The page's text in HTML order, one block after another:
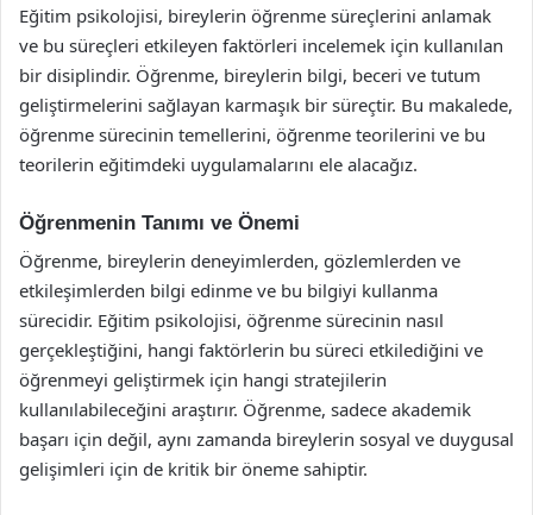
Eğitim psikolojisi, bireylerin öğrenme süreçlerini anlamak
ve bu süreçleri etkileyen faktörleri incelemek için kullanılan
bir disiplindir. Öğrenme, bireylerin bilgi, beceri ve tutum
geliştirmelerini sağlayan karmaşık bir süreçtir. Bu makalede,
öğrenme sürecinin temellerini, öğrenme teorilerini ve bu
teorilerin eğitimdeki uygulamalarını ele alacağız.
Öğrenmenin Tanımı ve Önemi
Öğrenme, bireylerin deneyimlerden, gözlemlerden ve
etkileşimlerden bilgi edinme ve bu bilgiyi kullanma
sürecidir. Eğitim psikolojisi, öğrenme sürecinin nasıl
gerçekleştiğini, hangi faktörlerin bu süreci etkilediğini ve
öğrenmeyi geliştirmek için hangi stratejilerin
kullanılabileceğini araştırır. Öğrenme, sadece akademik
başarı için değil, aynı zamanda bireylerin sosyal ve duygusal
gelişimleri için de kritik bir öneme sahiptir.